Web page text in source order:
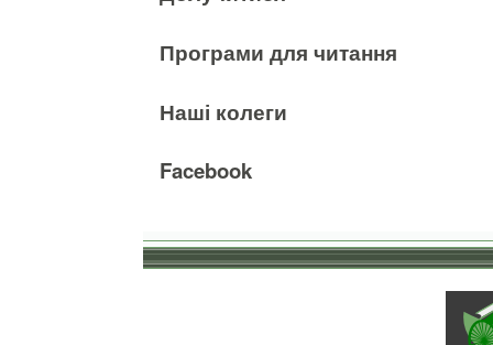
Програми для читання
Наші колеги
Facebook